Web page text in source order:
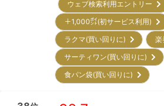
ウェブ検索利用エントリー
＋1,000㌽(初サービス利用)
ラクマ(買い回りに)
サーティワン(買い回りに)
食パン袋(買い回りに)